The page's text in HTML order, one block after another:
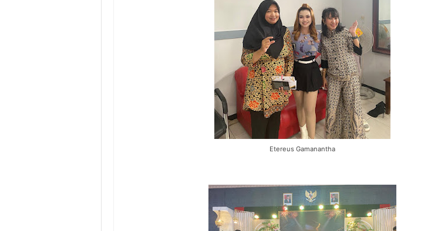
Etereus Gamanantha